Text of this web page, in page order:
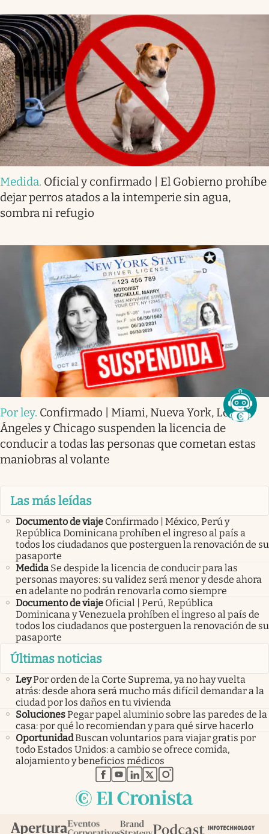
Medida. Oficial y confirmado | El Gobierno prohíbe
dejar perros atados a la intemperie sin agua,
sombra ni refugio
Por ley. Confirmado | Miami, Nueva York, Los
Ángeles y Chicago suspenden la licencia de
conducir a todas las personas que cometan estas
maniobras al volante
Las más leídas
Documento de viaje Confirmado | México, Perú y
República Dominicana prohíben el ingreso al país a
todos los ciudadanos que posterguen la renovación de su
pasaporte
Medida Se despide la licencia de conducir para las
personas mayores: su validez será menor y desde ahora
en adelante no podrán renovarla como siempre
Documento de viaje Oficial | Perú, República
Dominicana y Venezuela prohíben el ingreso al país de
todos los ciudadanos que posterguen la renovación de su
pasaporte
Últimas noticias
LeyPor orden de la Corte Suprema, ya no hay vuelta
atrás: desde ahora será mucho más difícil demandar a la
ciudad por los daños en tu vivienda
SolucionesPegar papel aluminio sobre las paredes de la
casa: por qué lo recomiendan y para qué sirve hacerlo
OportunidadBuscan voluntarios para viajar gratis por
todo Estados Unidos: a cambio se ofrece comida,
alojamiento y beneficios médicos
abre en nueva pestaña
abre en nueva pestaña
abre en nueva pestaña
abre en nueva pestaña
abre en nueva pestaña